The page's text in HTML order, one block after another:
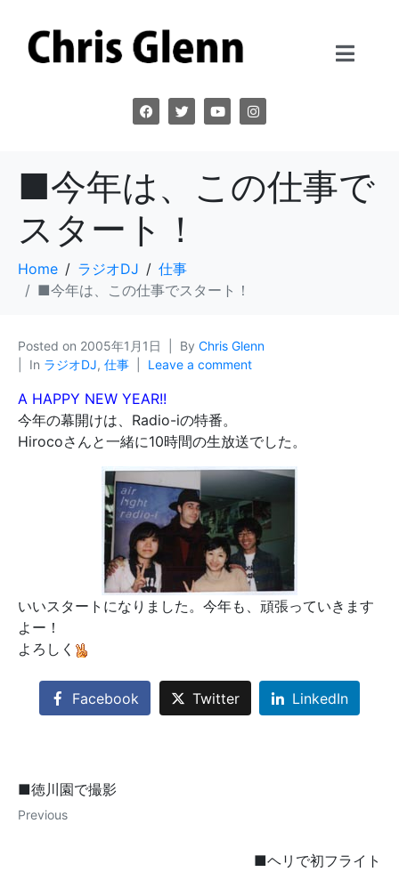
■今年は、この仕事で
スタート！
Home ラジオDJ
仕事
■今年は、この仕事でスタート！
Posted on 2005年1月1日 By Chris Glenn
In ラジオDJ, 仕事 Leave a comment
A HAPPY NEW YEAR!!
今年の幕開けは、Radio-iの特番。
Hirocoさんと一緒に10時間の生放送でした。
いいスタートになりました。今年も、頑張っていきます
よー！
よろしく
Facebook Twitter LinkedIn
■徳川園で撮影
Previous
■ヘリで初フライト